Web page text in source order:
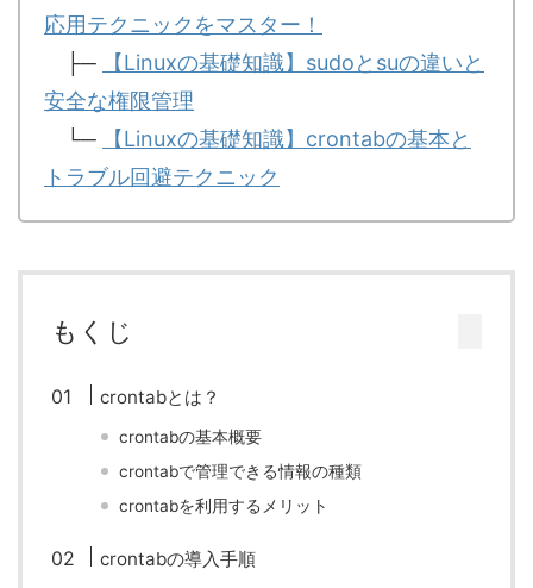
応用テクニックをマスター！
├─
【Linuxの基礎知識】sudoとsuの違いと
安全な権限管理
└─
【Linuxの基礎知識】crontabの基本と
トラブル回避テクニック
もくじ
crontabとは？
crontabの基本概要
crontabで管理できる情報の種類
crontabを利用するメリット
crontabの導入手順